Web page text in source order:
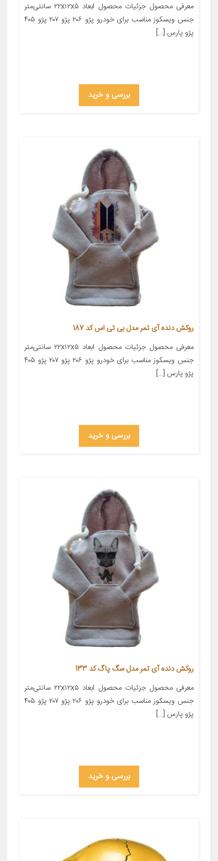
معرفی محصول جزئیات محصول ابعاد ۲۲x۱۲x۵ سانتی‌متر
جنس ویسکوز مناسب برای خودرو پژو ۲۰۶ پژو ۲۰۷ پژو ۴۰۵
پژو پارس […]
بررسی و خرید
روکش دنده آی تمر مدل بی تی اس کد 187
معرفی محصول جزئیات محصول ابعاد ۲۲x۱۲x۵ سانتی‌متر
جنس ویسکوز مناسب برای خودرو پژو ۲۰۶ پژو ۲۰۷ پژو ۴۰۵
پژو پارس […]
بررسی و خرید
روکش دنده آی تمر مدل سگ پاگ کد 133
معرفی محصول جزئیات محصول ابعاد ۲۲x۱۲x۵ سانتی‌متر
جنس ویسکوز مناسب برای خودرو پژو ۲۰۶ پژو ۲۰۷ پژو ۴۰۵
پژو پارس […]
بررسی و خرید